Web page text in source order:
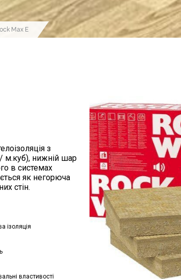
Max E
з
м.куб), нижній шар
в системах
як негорюча
стін.
ізоляція
властивості